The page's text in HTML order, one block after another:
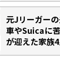
元Jリーガー
車やSuicaに
が迎えた家族